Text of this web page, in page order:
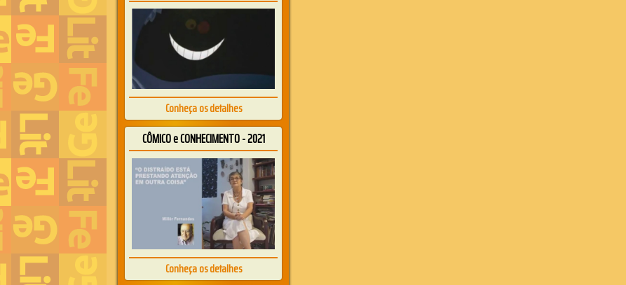
Conheça os detalhes
CÔMICO e CONHECIMENTO - 2021
Conheça os detalhes